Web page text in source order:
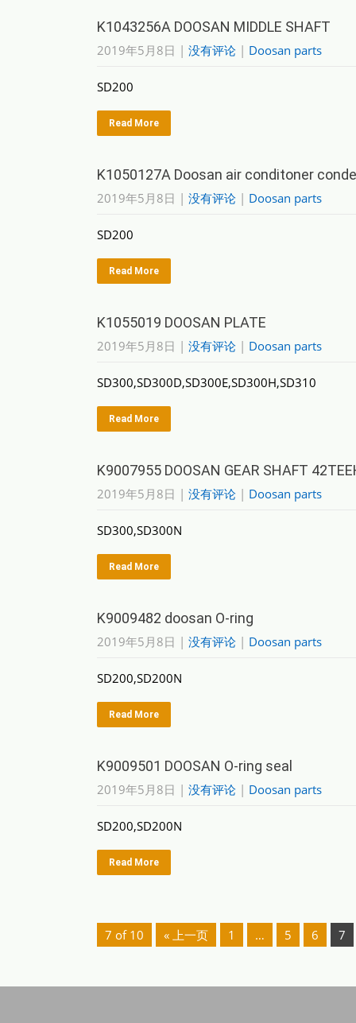
K1043256A DOOSAN MIDDLE SHAFT
2019年5月8日 | 没有评论 | Doosan parts
SD200
Read More
K1050127A Doosan air conditoner
2019年5月8日 | 没有评论 | Doosan parts
SD200
Read More
K1055019 DOOSAN PLATE
2019年5月8日 | 没有评论 | Doosan parts
SD300,SD300D,SD300E,SD300H,SD310
Read More
K9007955 DOOSAN GEAR SHAFT
2019年5月8日 | 没有评论 | Doosan parts
SD300,SD300N
Read More
K9009482 doosan O-ring
2019年5月8日 | 没有评论 | Doosan parts
SD200,SD200N
Read More
K9009501 DOOSAN O-ring seal
2019年5月8日 | 没有评论 | Doosan parts
SD200,SD200N
Read More
7 of 10 « 上一页 1 … 5 6 7